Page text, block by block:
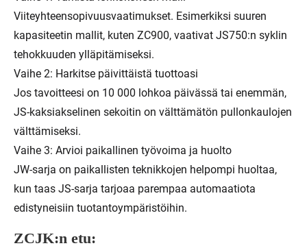
Viiteyhteensopivuusvaatimukset. Esimerkiksi suuren
kapasiteetin mallit, kuten ZC900, vaativat JS750:n syklin
tehokkuuden ylläpitämiseksi.
Vaihe 2: Harkitse päivittäistä tuottoasi
Jos tavoitteesi on 10 000 lohkoa päivässä tai enemmän,
JS-kaksiakselinen sekoitin on välttämätön pullonkaulojen
välttämiseksi.
Vaihe 3: Arvioi paikallinen työvoima ja huolto
JW-sarja on paikallisten teknikkojen helpompi huoltaa,
kun taas JS-sarja tarjoaa parempaa automaatiota
edistyneisiin tuotantoympäristöihin.
ZCJK:n etu: